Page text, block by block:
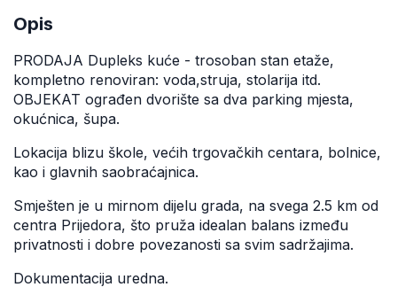
Opis
PRODAJA Dupleks kuće - trosoban stan etaže,
kompletno renoviran: voda,struja, stolarija itd.
OBJEKAT ograđen dvorište sa dva parking mjesta,
okućnica, šupa.
Lokacija blizu škole, većih trgovačkih centara, bolnice,
kao i glavnih saobraćajnica.
Smješten je u mirnom dijelu grada, na svega 2.5 km od
centra Prijedora, što pruža idealan balans između
privatnosti i dobre povezanosti sa svim sadržajima.
Dokumentacija uredna.